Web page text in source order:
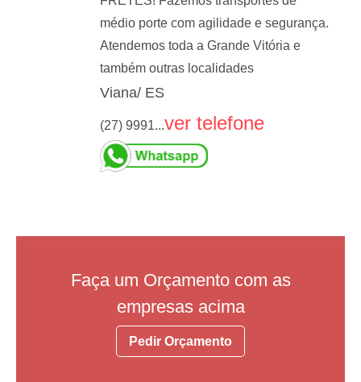
médio porte com agilidade e segurança.
Atendemos toda a Grande Vitória e
também outras localidades
Viana/ ES
(27) 9991...ver telefone
Faça um Orçamento com as
empresas acima
Pedir Orçamento